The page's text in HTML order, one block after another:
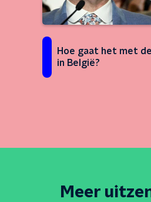
Hoe gaat het met
in België?
Meer